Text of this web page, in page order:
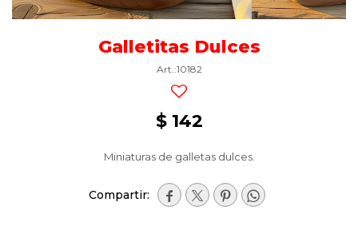
Galletitas Dulces
10182
$ 142
Miniaturas de galletas dulces.
   